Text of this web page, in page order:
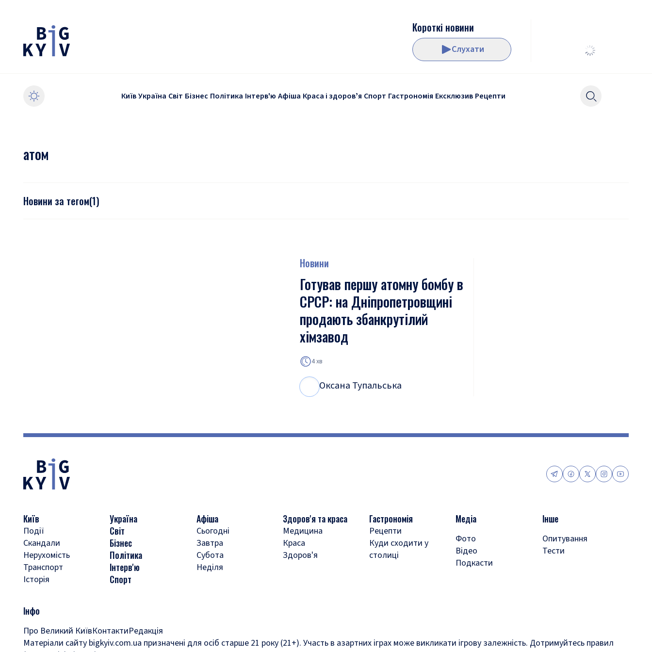
Короткі новини
Слухати
КиївУкраїна Світ Бізнес Політика Інтерв'ю Афіша Краса і здоровʼя Спорт Гастрономія Ексклюзив Рецепти
атом
Новини за тегом(1)
Новини
Готував першу атомну бомбу в
СРСР: на Дніпропетровщині
продають збанкрутілий
хімзавод
4 хв
Оксана Тупальська
Київ
Події
Скандали
Нерухомість
Транспорт
Історія
Україна
Світ
Бізнес
Політика
Інтерв'ю
Спорт
Афіша
Сьогодні
Завтра
Субота
Неділя
Здоров'я та краса
Медицина
Краса
Здоров'я
Гастрономія
Рецепти
Куди сходити у
столиці
Медіа
Фото
Відео
Подкасти
Інше
Опитування
Тести
Інфо
Про Великий КиївКонтактиРедакція
Матеріали сайту bigkyiv.com.ua призначені для осіб старше 21 року (21+). Участь в азартних іграх може викликати ігрову залежність. Дотримуйтесь правил